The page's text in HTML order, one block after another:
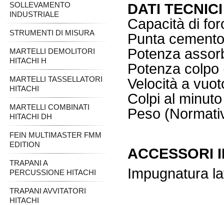
DATI TECNICI
Capacità di
Punta
Potenza
Potenza
Velocità a
Colpi al
Peso
ACCESSORI
Impugnatura
SOLLEVAMENTO
INDUSTRIALE
STRUMENTI DI MISURA
MARTELLI DEMOLITORI
HITACHI H
MARTELLI TASSELLATORI
HITACHI
MARTELLI COMBINATI
HITACHI DH
FEIN MULTIMASTER FMM
EDITION
TRAPANI A
PERCUSSIONE HITACHI
TRAPANI AVVITATORI
HITACHI